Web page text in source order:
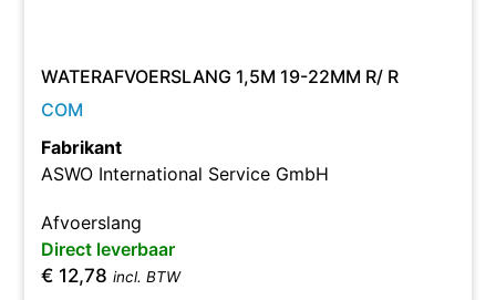
WATERAFVOERSLANG 1,5M 19-22MM R/ R
COM
Fabrikant
ASWO International Service GmbH
Afvoerslang
Direct leverbaar
€ 12,78 incl. BTW